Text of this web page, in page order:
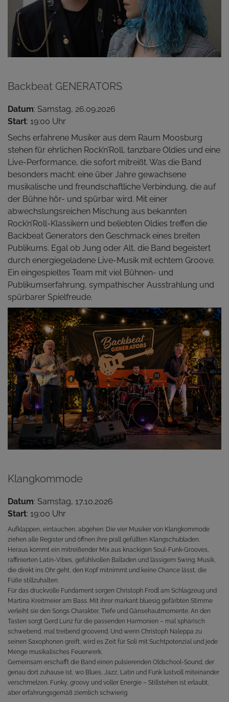
Backbeat GENERATORS
Datum: Samstag, 26.09.2026
Start: 19:00 Uhr
Sechs erfahrene Musiker aus dem Raum Moosburg
stehen für ehrlichen Rock’n’Roll, tanzbare Oldies und eine
Live-Performance, die sofort mitreißt. Was die Band
besonders macht: eine über Jahre gewachsene
musikalische und freundschaftliche Verbindung, die auf
der Bühne hör- und spürbar wird. Mit einer
abwechslungsreichen Mischung aus bekannten
Rock’n’Roll-Klassikern und beliebten Oldies treffen die
Backbeat Generators den Geschmack eines breiten
Publikums. Egal ob Jung oder Alt, die Band begeistert
durch energiegeladene Live-Musik mit echtem Groove.
Ein eingespieltes Team mit viel Bühnen- und
Publikumserfahrung, sympathischer Ausstrahlung und
spürbarer Spielfreude.
Klangkommode
Datum: Samstag, 17.10.2026
Start: 19:00 Uhr
Aufklappen, eintauchen, abgehen: Die vier Musiker von Klangkommode
ziehen alle Register und öffnen ihre prall gefüllten Klangschubladen.
Heraus kommt ein mitreißender Mix aus knackigen Soul-Funk-Grooves,
raffinierten Latin-Vibes, gefühlvollen Balladen und lässigem Swing. Musik,
die direkt ins Ohr geht, den Kopf mitnimmt und keine Chance lässt, die
Füße stillzuhalten.
Für das druckvolle Fundament sorgen Christoph Frodl am Schlagzeug und
Martina Kreitmeier am Bass. Mit ihrer markant bluesig gefärbten Stimme
verleiht sie den Songs Charakter, Tiefe und Gänsehautmomente. An den
Tasten sorgt Gerd Lunz für die passenden Harmonien – mal sphärisch
schwebend, mal treibend groovend. Und wenn Christoph Naleppa zu
seinen Saxophonen greift, wird es Zeit für Soli mit Suchtpotenzial und jede
Menge musikalisches Feuerwerk.
Gemeinsam erschafft die Band einen pulsierenden Oldschool-Sound, der
genau dort zuhause ist, wo Blues, Jazz, Latin und Funk lustvoll miteinander
verschmelzen. Funky, groovy und voller Energie – Stillstehen ist erlaubt,
aber erfahrungsgemäß ziemlich schwierig.